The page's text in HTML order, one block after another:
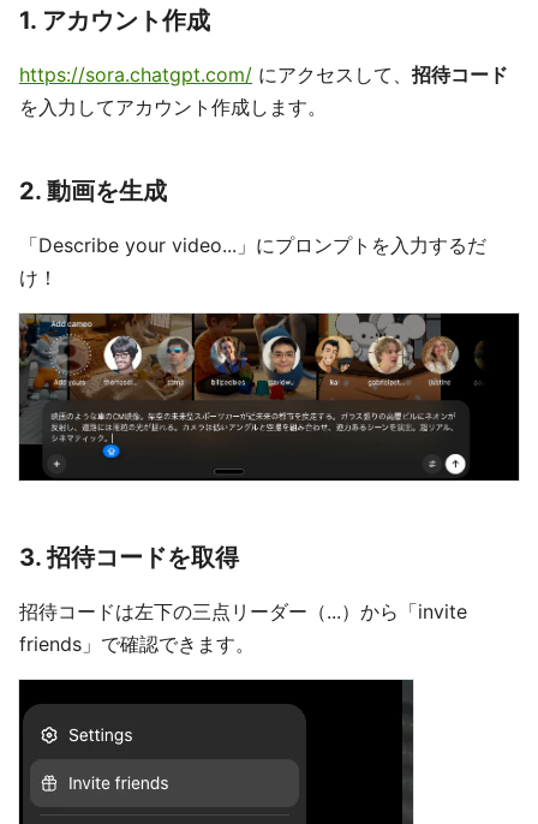
1. アカウント作成
https://sora.chatgpt.com/ にアクセスして、 招待コード
を入力してアカウント作成します。
2. 動画を生成
「Describe your video...」にプロンプトを入力するだ
け！
3. 招待コードを取得
招待コードは左下の三点リーダー（...）から「invite
friends」で確認できます。